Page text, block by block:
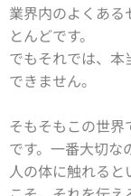
業界内のよくあ
とんどです。
でもそれでは、
できません。
そもそもこの世
です。 一番大切な
人の体に触れると